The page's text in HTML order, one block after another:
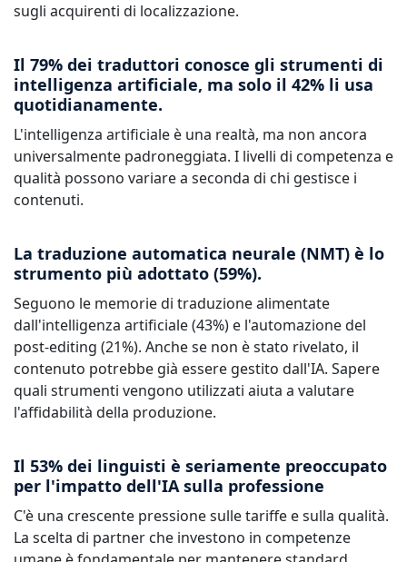
sugli acquirenti di localizzazione.
Il 79% dei traduttori conosce gli strumenti di
intelligenza artificiale, ma solo il 42% li usa
quotidianamente.
L'intelligenza artificiale è una realtà, ma non ancora
universalmente padroneggiata. I livelli di competenza e
qualità possono variare a seconda di chi gestisce i
contenuti.
La traduzione automatica neurale (NMT) è lo
strumento più adottato (59%).
Seguono le memorie di traduzione alimentate
dall'intelligenza artificiale (43%) e l'automazione del
post-editing (21%). Anche se non è stato rivelato, il
contenuto potrebbe già essere gestito dall'IA. Sapere
quali strumenti vengono utilizzati aiuta a valutare
l'affidabilità della produzione.
Il 53% dei linguisti è seriamente preoccupato
per l'impatto dell'IA sulla professione
C'è una crescente pressione sulle tariffe e sulla qualità.
La scelta di partner che investono in competenze